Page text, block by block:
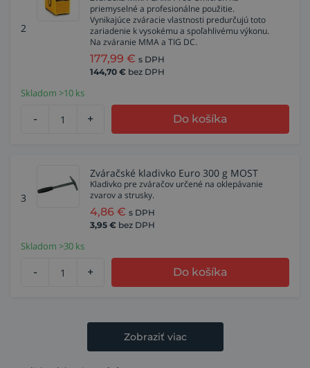
2
priemyselné a profesionálne použitie.
Vynikajúce zváracie vlastnosti predurčujú toto
zariadenie k vysokému a spoľahlivému výkonu.
Na zváranie MMA a TIG DC.
177,99 € s DPH
144,70 € bez DPH
Skladom >10 ks
- + Do košíka
3
Zváračské kladivko Euro 300 g MOST
Kladivko pre zváračov určené na oklepávanie
zvarov a strusky.
4,86 € s DPH
3,95 € bez DPH
Skladom >30 ks
- + Do košíka
Zobraziť viac